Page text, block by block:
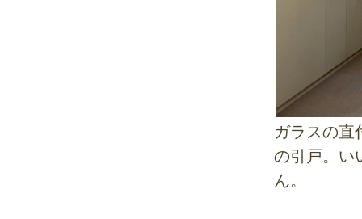
ガラスの直
の引戸。い
ん。